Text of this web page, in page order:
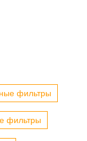
фильтры
фильтры